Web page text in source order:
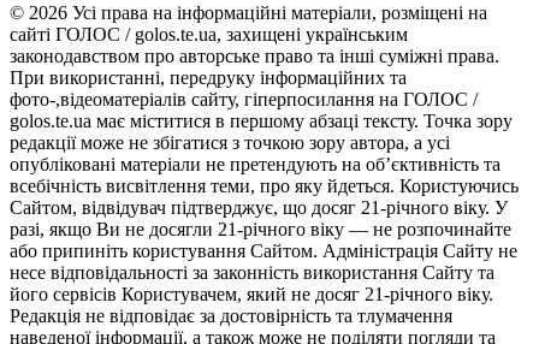
© 2026 Усі права на інформаційні матеріали, розміщені на
сайті ГОЛОС / golos.te.ua, захищені українським
законодавством про авторське право та інші суміжні права.
При використанні, передруку інформаційних та
фото-,відеоматеріалів сайту, гіперпосилання на ГОЛОС /
golos.te.ua має міститися в першому абзаці тексту. Точка зору
редакції може не збігатися з точкою зору автора, а усі
опубліковані матеріали не претендують на об’єктивність та
всебічність висвітлення теми, про яку йдеться. Користуючись
Сайтом, відвідувач підтверджує, що досяг 21-річного віку. У
разі, якщо Ви не досягли 21-річного віку — не розпочинайте
або припиніть користування Сайтом. Адміністрація Сайту не
несе відповідальності за законність використання Сайту та
його сервісів Користувачем, який не досяг 21-річного віку.
Редакція не відповідає за достовірність та тлумачення
наведеної інформації, а також може не поділяти погляди та